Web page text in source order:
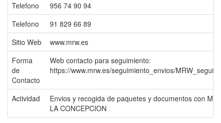
Telefono
956 74 90 94
Telefono
91 829 66 89
Sitio Web
www.mrw.es
Forma
de
Contacto
Web contacto para seguimiento:
https://www.mrw.es/seguimiento_envios/
Actividad
Envios y recogida de paquetes y documentos con
LA CONCEPCION